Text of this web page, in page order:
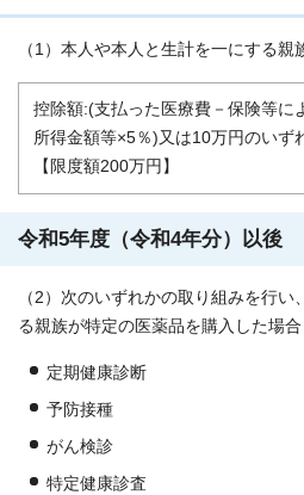
（1）本人や本人と生計を一にする
控除額:(支払った医療費－保険等に
所得金額等×5％)又は10万円のいず
【限度額200万円】
令和5年度（令和4年分）以後
（2）次のいずれかの取り組みを行
る親族が特定の医薬品を購入した場合
定期健康診断
予防接種
がん検診
特定健康診査